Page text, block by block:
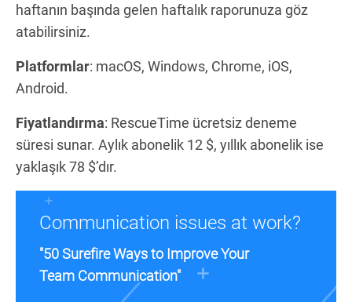
haftanın başında gelen haftalık raporunuza göz
atabilirsiniz.
Platformlar: macOS, Windows, Chrome, iOS,
Android.
Fiyatlandırma: RescueTime ücretsiz deneme
süresi sunar. Aylık abonelik 12 $, yıllık abonelik ise
yaklaşık 78 $’dır.
Communication issues at work?
"50 Surefire Ways to Improve Your
Team Communication"